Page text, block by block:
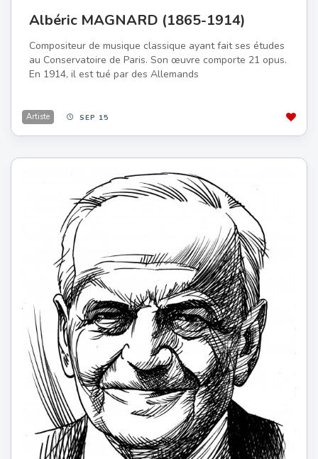
Albéric MAGNARD (1865-1914)
Compositeur de musique classique ayant fait ses études
au Conservatoire de Paris. Son œuvre comporte 21 opus.
En 1914, il est tué par des Allemands
Artiste SEP 15